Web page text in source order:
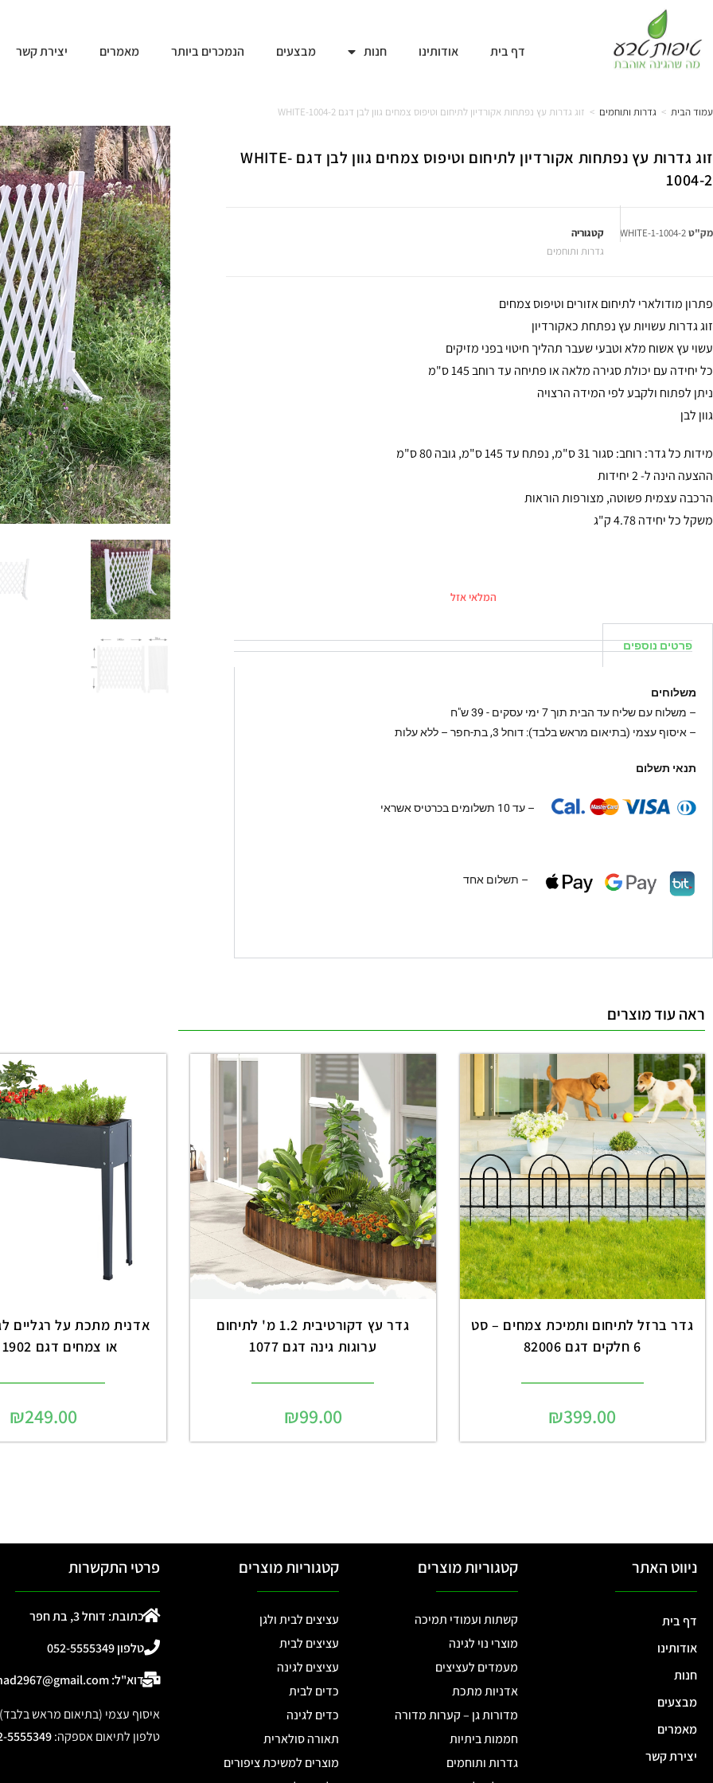
דף בית אודותינו חנות מבצעים הנמכרים ביותר מאמרים יצירת קשר
עמוד הבית > גדרות ותוחמים > זוג גדרות עץ נפתחות אקורדיון לתיחום וטיפוס צמחים גוון לבן דגם WHITE-1004-2
זוג גדרות עץ נפתחות אקורדיון לתיחום וטיפוס צמחים גוון לבן דגם WHITE-
1004-2
מק"ט1004-2-WHITE-1
קטגוריה
גדרות ותוחמים
פתרון מודולארי לתיחום אזורים וטיפוס צמחים
זוג גדרות עשויות עץ נפתחת כאקורדיון
עשוי עץ אשוח מלא וטבעי שעבר תהליך חיטוי בפני מזיקים
כל יחידה עם יכולת סגירה מלאה או פתיחה עד רוחב 145 ס"מ
ניתן לפתוח ולקבע לפי המידה הרצויה
גוון לבן
מידות כל גדר: רוחב: סגור 31 ס"מ, נפתח עד 145 ס"מ, גובה 80 ס"מ
ההצעה הינה ל- 2 יחידות
הרכבה עצמית פשוטה, מצורפות הוראות
משקל כל יחידה 4.78 ק"ג
המלאי אזל
פרטים נוספים
משלוחים
– משלוח עם שליח עד הבית תוך 7 ימי עסקים - 39 ש"ח
– איסוף עצמי (בתיאום מראש בלבד): דוחל 3, בת-חפר – ללא עלות
תנאי תשלום
– עד 10 תשלומים בכרטיס אשראי
– תשלום אחד
ראה עוד מוצרים
גדר ברזל לתיחום ותמיכת צמחים – סט
6 חלקים דגם 82006
₪399.00
גדר עץ דקורטיבית 1.2 מ' לתיחום
ערוגות גינה דגם 1077
₪99.00
אדנית מתכת על רגליים
או צמחים דגם 1902 שחור
₪249.00
ניווט האתר
דף בית
אודותינו
חנות
מבצעים
מאמרים
יצירת קשר
קטגוריות מוצרים
קשתות ועמודי תמיכה
מוצרי נוי לגינה
מעמדים לעציצים
אדניות מתכת
מדורות גן – קערות מדורה
חממות ביתיות
גדרות ותוחמים
קטגוריות מוצרים
עציצים לבית ולגן
עציצים לבית
עציצים לגינה
כדים לבית
כדים לגינה
תאורה סולארית
מוצרים למשיכת ציפורים
פרטי התקשרות
כתובת: דוחל 3, בת חפר
טלפון 052-5555349
דוא"ל: ohad2967@gmail.com
איסוף עצמי (בתיאום מראש בלבד): דוחל
טלפון לתיאום אספקה:
5555349